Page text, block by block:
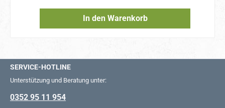
In den Warenkorb
SERVICE-HOTLINE
Unterstützung und Beratung unter:
0352 95 11 954